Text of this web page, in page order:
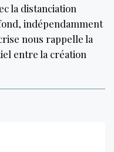
la distanciation
indépendamment
nous rappelle la
entre la création